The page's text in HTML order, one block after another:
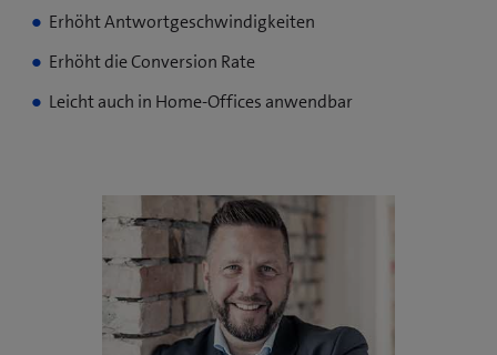
Erhöht Antwortgeschwindigkeiten
Erhöht die Conversion Rate
Leicht auch in Home-Offices anwendbar